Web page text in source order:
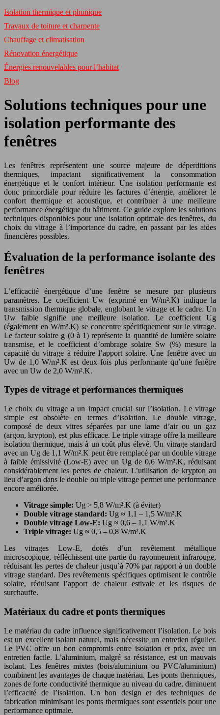
Isolation thermique et phonique
Travaux de toiture et charpente
Chauffage et climatisation
Rénovation énergétique
Énergies renouvelables pour l’habitat
Blog
Solutions techniques pour une
isolation performante des
fenêtres
Les fenêtres représentent une source majeure de déperditions
thermiques, impactant significativement la consommation
énergétique et le confort intérieur. Une isolation performante est
donc primordiale pour réduire les factures d’énergie, améliorer le
confort thermique et acoustique, et contribuer à une meilleure
performance énergétique du bâtiment. Ce guide explore les solutions
techniques disponibles pour une isolation optimale des fenêtres, du
choix du vitrage à l’importance du cadre, en passant par les aides
financières possibles.
Évaluation de la performance isolante des
fenêtres
L’efficacité énergétique d’une fenêtre se mesure par plusieurs
paramètres. Le coefficient Uw (exprimé en W/m².K) indique la
transmission thermique globale, englobant le vitrage et le cadre. Un
Uw faible signifie une meilleure isolation. Le coefficient Ug
(également en W/m².K) se concentre spécifiquement sur le vitrage.
Le facteur solaire g (0 à 1) représente la quantité de lumière solaire
transmise, et le coefficient d’ombrage solaire Sw (%) mesure la
capacité du vitrage à réduire l’apport solaire. Une fenêtre avec un
Uw de 1,0 W/m².K est deux fois plus performante qu’une fenêtre
avec un Uw de 2,0 W/m².K.
Types de vitrage et performances thermiques
Le choix du vitrage a un impact crucial sur l’isolation. Le vitrage
simple est obsolète en termes d’isolation. Le double vitrage,
composé de deux vitres séparées par une lame d’air ou un gaz
(argon, krypton), est plus efficace. Le triple vitrage offre la meilleure
isolation thermique, mais à un coût plus élevé. Un vitrage standard
avec un Ug de 1,1 W/m².K peut être remplacé par un double vitrage
à faible émissivité (Low-E) avec un Ug de 0,6 W/m².K, réduisant
considérablement les pertes de chaleur. L’utilisation de krypton au
lieu d’argon dans le double ou triple vitrage permet une performance
encore améliorée.
Vitrage simple: Ug > 5,8 W/m².K (à éviter)
Double vitrage standard: Ug ≈ 1,1 – 1,5 W/m².K
Double vitrage Low-E: Ug ≈ 0,6 – 1,1 W/m².K
Triple vitrage: Ug ≈ 0,5 – 0,8 W/m².K
Les vitrages Low-E, dotés d’un revêtement métallique
microscopique, réfléchissent une partie du rayonnement infrarouge,
réduisant les pertes de chaleur jusqu’à 70% par rapport à un double
vitrage standard. Des revêtements spécifiques optimisent le contrôle
solaire, réduisant l’apport de chaleur estivale et les risques de
surchauffe.
Matériaux du cadre et ponts thermiques
Le matériau du cadre influence significativement l’isolation. Le bois
est un excellent isolant naturel, mais nécessite un entretien régulier.
Le PVC offre un bon compromis entre isolation et prix, avec un
entretien facile. L’aluminium, malgré sa résistance, est un mauvais
isolant. Les fenêtres mixtes (bois/aluminium ou PVC/aluminium)
combinent les avantages de chaque matériau. Les ponts thermiques,
zones de forte conductivité thermique au niveau du cadre, diminuent
l’efficacité de l’isolation. Un bon design et des techniques de
fabrication minimisant les ponts thermiques sont essentiels pour une
performance optimale.